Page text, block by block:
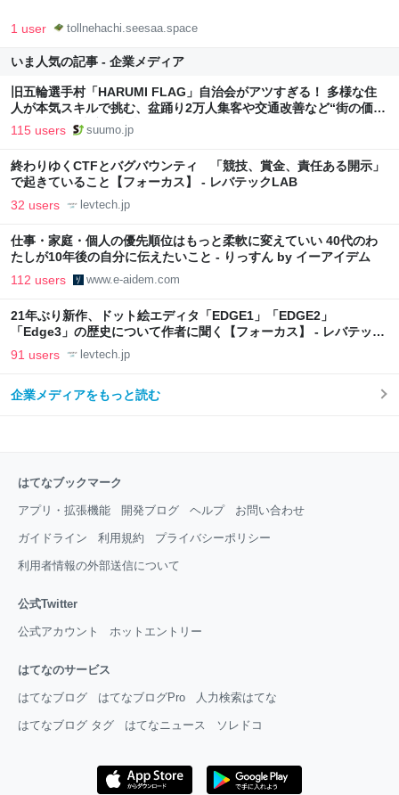
1 user tollnehachi.seesaa.space
いま人気の記事 - 企業メディア
旧五輪選手村「HARUMI FLAG」自治会がアツすぎる！ 多様な住
人が本気スキルで挑む、盆踊り2万人集客や交通改善など“街の価値
向上”戦略 東京・中央区
115 users suumo.jp
終わりゆくCTFとバグバウンティ 「競技、賞金、責任ある開示」
で起きていること【フォーカス】 - レバテックLAB
32 users levtech.jp
仕事・家庭・個人の優先順位はもっと柔軟に変えていい 40代のわ
たしが10年後の自分に伝えたいこと - りっすん by イーアイデム
112 users www.e-aidem.com
21年ぶり新作、ドット絵エディタ「EDGE1」「EDGE2」
「Edge3」の歴史について作者に聞く【フォーカス】 - レバテック
LAB
91 users levtech.jp
企業メディアをもっと読む
はてなブックマーク
アプリ・拡張機能 開発ブログ ヘルプ お問い合わせ
ガイドライン 利用規約 プライバシーポリシー
利用者情報の外部送信について
公式Twitter
公式アカウント ホットエントリー
はてなのサービス
はてなブログ はてなブログPro 人力検索はてな
はてなブログ タグ はてなニュース ソレドコ